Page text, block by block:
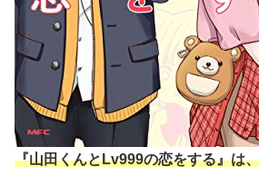
『山田くんとLv999の恋をする』は